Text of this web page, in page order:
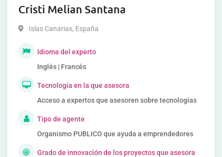
Cristi Melian Santana
Islas Canarias, España
Idioma del experto
Inglés | Francés
Tecnología en la que asesora
Acceso a expertos que asesoren sobre tecnologías
Tipo de agente
Organismo PUBLICO que ayuda a emprendedores
Grado de innovación de los proyectos que asesora